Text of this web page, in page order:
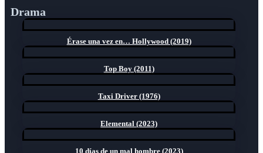
Drama
Érase una vez en… Hollywood (2019)
Top Boy (2011)
Taxi Driver (1976)
Elemental (2023)
10 días de un mal hombre (2023)